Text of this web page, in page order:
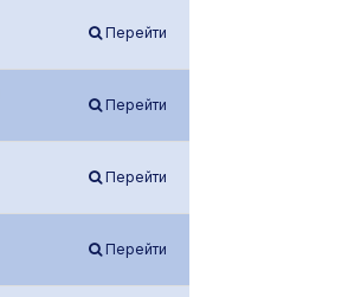
Перейти
Перейти
Перейти
Перейти